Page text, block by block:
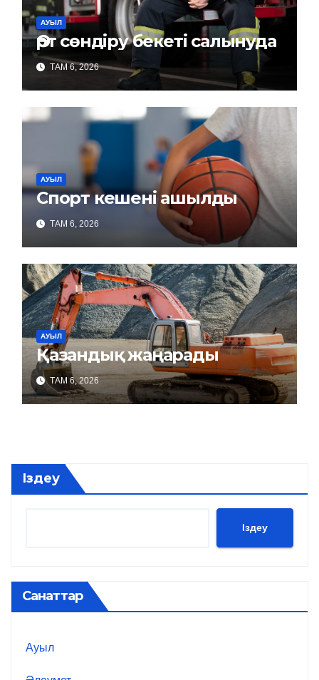
АУЫЛ
Өрт сөндіру бекеті салынуда
ТАМ 6, 2026
АУЫЛ
Спорт кешені ашылды
ТАМ 6, 2026
АУЫЛ
Қазандық жаңарады
ТАМ 6, 2026
Іздеу
Іздеу
Санаттар
Ауыл